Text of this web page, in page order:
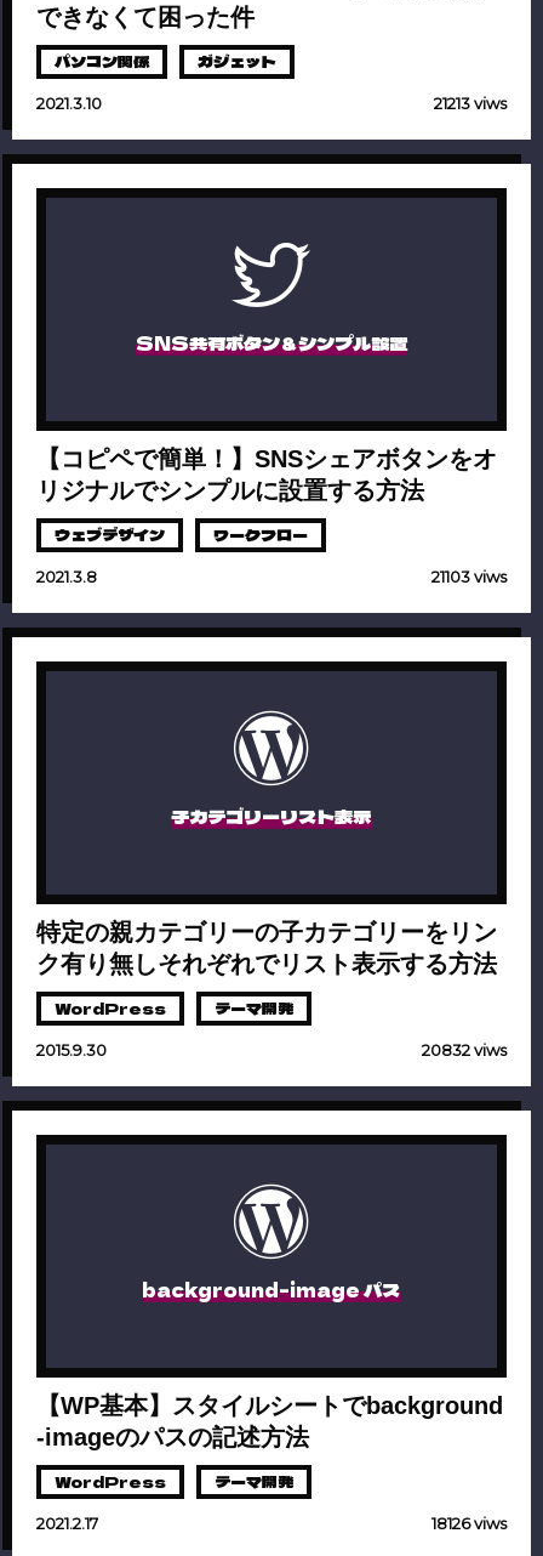
できなくて困った件
パソコン関係 ガジェット
2021.3.10 21213 viws
SNS共有ボタン＆シンプル設置
【コピペで簡単！】SNSシェアボタンをオ
リジナルでシンプルに設置する方法
ウェブデザイン ワークフロー
2021.3.8 21103 viws
子カテゴリーリスト表示
特定の親カテゴリーの子カテゴリーをリン
ク有り無しそれぞれでリスト表示する方法
WordPress テーマ開発
2015.9.30 20832 viws
background-image パス
【WP基本】スタイルシートでbackground
-imageのパスの記述方法
WordPress テーマ開発
2021.2.17 18126 viws